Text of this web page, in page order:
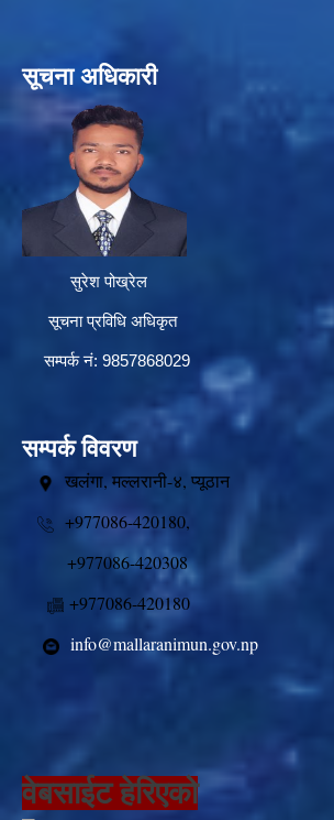
सूचना अधिकारी
सुरेश पोख्रेल
सूचना प्रविधि अधिकृत
सम्पर्क नं: 9857868029
सम्पर्क विवरण
खलंगा, मल्लरानी-४, प्यूठान
+977086-420180,
+977086-420308
+977086-420180
info@mallaranimun.gov.np
वेबसाईट हेरिएको